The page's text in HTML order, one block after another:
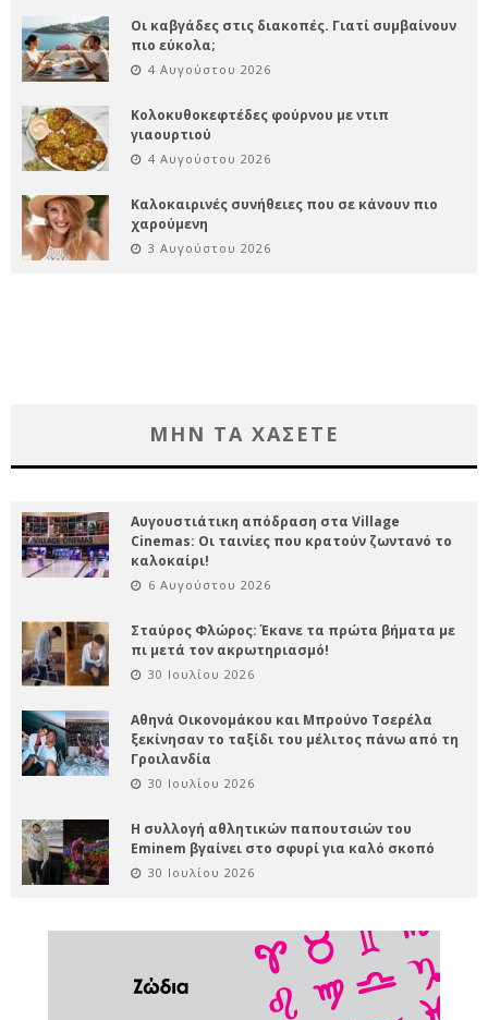
Οι καβγάδες στις διακοπές. Γιατί συμβαίνουν
πιο εύκολα;
4 Αυγούστου 2026
Κολοκυθοκεφτέδες φούρνου με ντιπ
γιαουρτιού
4 Αυγούστου 2026
Καλοκαιρινές συνήθειες που σε κάνουν πιο
χαρούμενη
3 Αυγούστου 2026
ΜΗΝ ΤΑ ΧΑΣΕΤΕ
Αυγουστιάτικη απόδραση στα Village
Cinemas: Οι ταινίες που κρατούν ζωντανό το
καλοκαίρι!
6 Αυγούστου 2026
Σταύρος Φλώρος: Έκανε τα πρώτα βήματα με
πι μετά τον ακρωτηριασμό!
30 Ιουλίου 2026
Αθηνά Οικονομάκου και Μπρούνο Τσερέλα
ξεκίνησαν το ταξίδι του μέλιτος πάνω από τη
Γροιλανδία
30 Ιουλίου 2026
Η συλλογή αθλητικών παπουτσιών του
Eminem βγαίνει στο σφυρί για καλό σκοπό
30 Ιουλίου 2026